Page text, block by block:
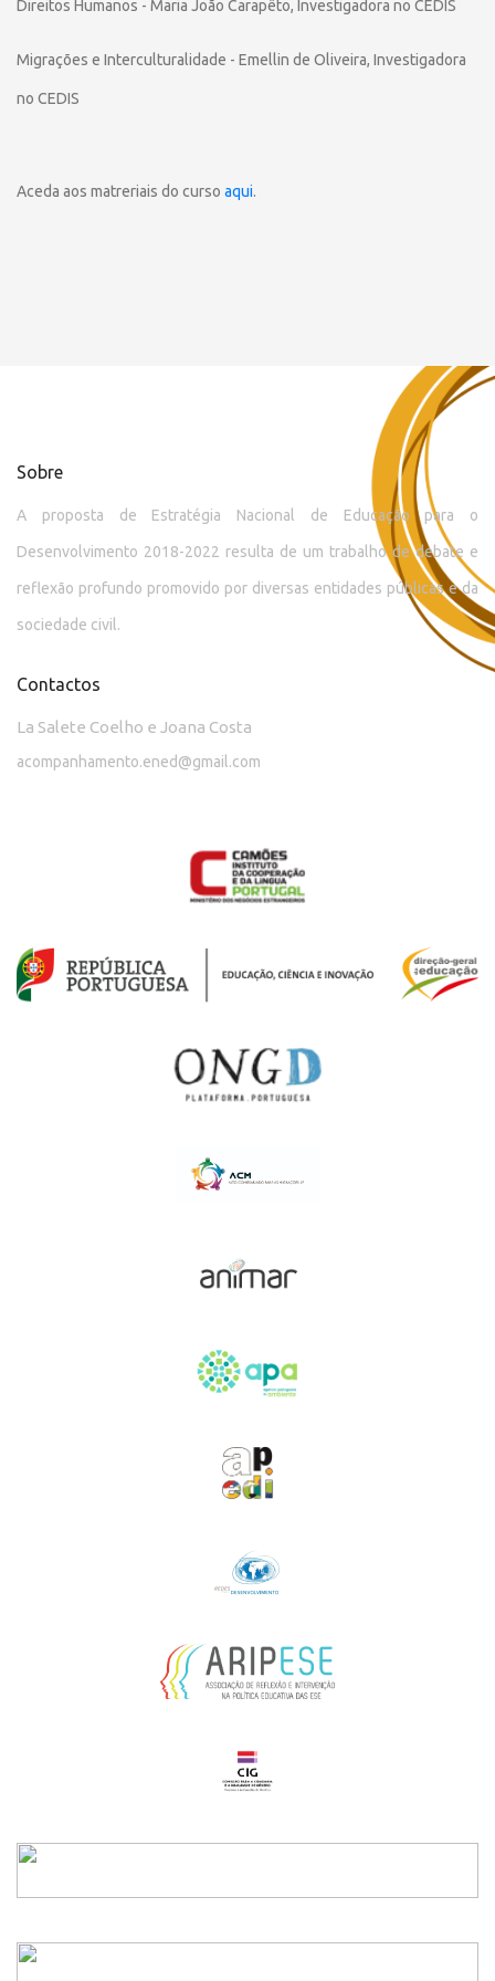
Direitos Humanos - Maria João Carapêto, Investigadora no CEDIS
Migrações e Interculturalidade - Emellin de Oliveira, Investigadora
no CEDIS
Aceda aos matreriais do curso aqui.
Sobre
A proposta de Estratégia Nacional de Educação para o
Desenvolvimento 2018-2022 resulta de um trabalho de debate e
reflexão profundo promovido por diversas entidades públicas e da
sociedade civil.
Contactos
La Salete Coelho e Joana Costa
acompanhamento.ened@gmail.com